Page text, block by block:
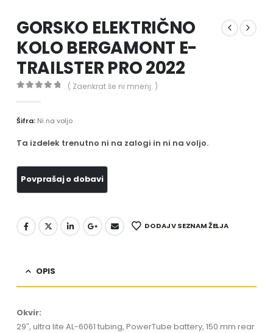
GORSKO ELEKTRIČNO
KOLO BERGAMONT E-
TRAILSTER PRO 2022
( Zaenkrat še ni mnenj. )
Šifra: Ni na voljo
Ta izdelek trenutno ni na zalogi in ni na voljo.
DODAJ V SEZNAM ŽELJA
OPIS
Okvir:
29″, ultra lite AL-6061 tubing, PowerTube battery, 150 mm rear